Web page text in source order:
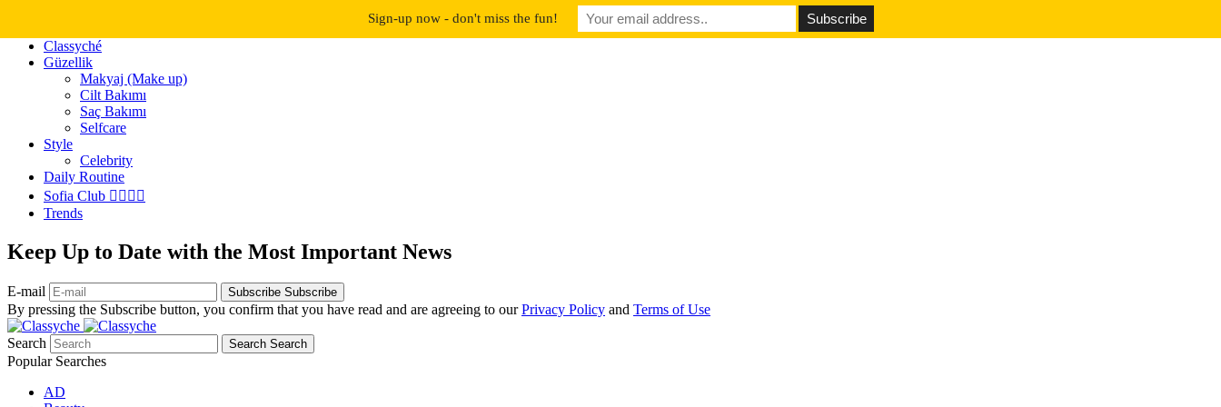
Classyché
Güzellik
Makyaj (Make up)
Cilt Bakımı
Saç Bakımı
Selfcare
Style
Celebrity
Daily Routine
Sofia Club 👩‍❤️‍💋‍👨
Trends
Keep Up to Date with the Most Important News
E-mail Subscribe Subscribe
By pressing the Subscribe button, you confirm that you have read and are agreeing to ourPrivacy Policy and Terms of Use
Search Search Search
Popular Searches
AD
Sign-up now - don't miss the fun!